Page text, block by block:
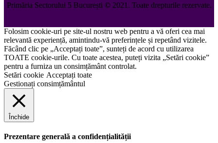
Primăria Sectorului 5 București ©️2021. Toate drepturile rezervate.
Folosim cookie-uri pe site-ul nostru web pentru a vă oferi cea mai
relevantă experiență, amintindu-vă preferințele și repetând vizitele.
Făcând clic pe „Acceptați toate”, sunteți de acord cu utilizarea
TOATE cookie-urile. Cu toate acestea, puteți vizita „Setări cookie”
pentru a furniza un consimțământ controlat.
Setări cookie Acceptați toate
Gestionați consimțământul
Închide
Prezentare generală a confidențialității